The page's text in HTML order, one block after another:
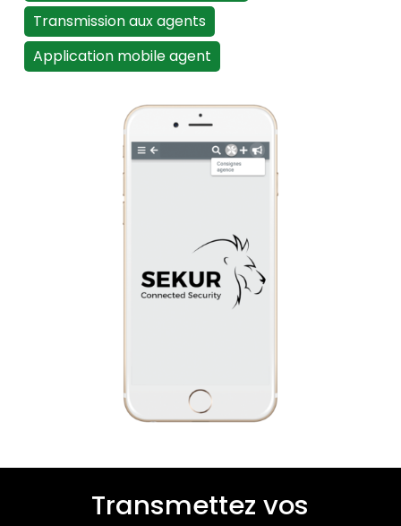
Transmission aux agents
Application mobile agent
Transmettez vos